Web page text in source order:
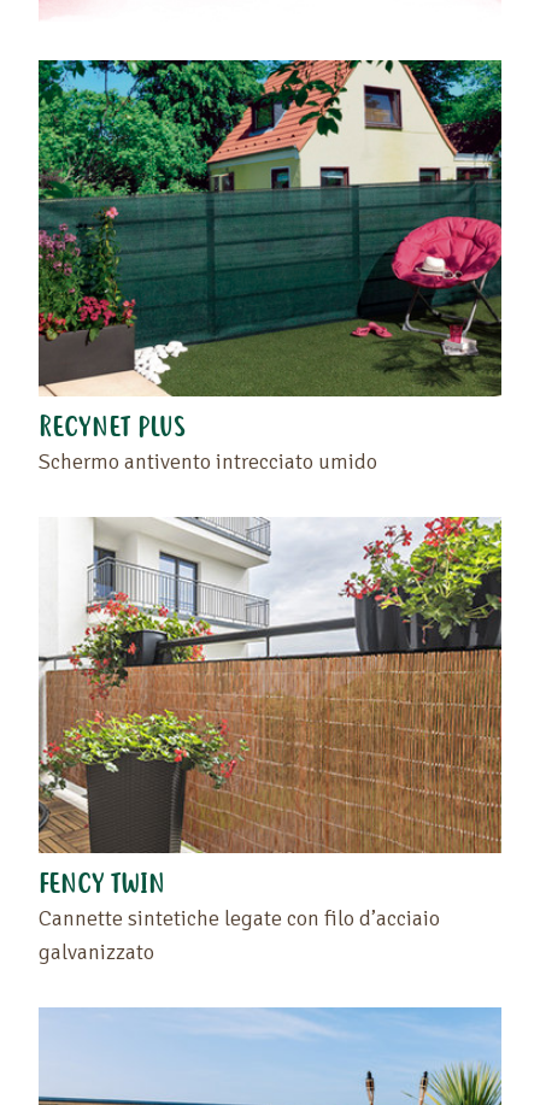
RECYNET PLUS
Schermo antivento intrecciato umido
FENCY TWIN
Cannette sintetiche legate con filo d’acciaio
galvanizzato